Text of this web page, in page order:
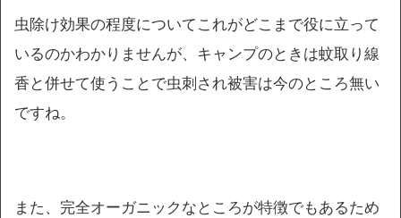
虫除け効果の程度についてこれがどこまで役に立って
いるのかわかりませんが、キャンプのときは蚊取り線
香と併せて使うことで虫刺され被害は今のところ無い
ですね。
また、完全オーガニックなところが特徴でもあるため